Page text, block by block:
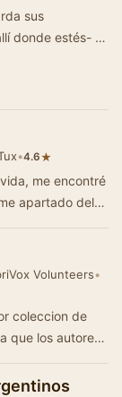
sus
donde estés- es
•4.6★
me encontré
apartado del
Volunteers•
coleccion de
que los autores,
con Dios d…